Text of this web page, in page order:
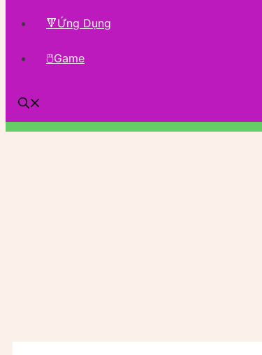
🔻Ứng Dụng
🖱Game